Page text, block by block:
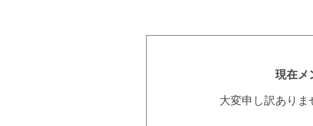
現在メ
大変申し訳あり